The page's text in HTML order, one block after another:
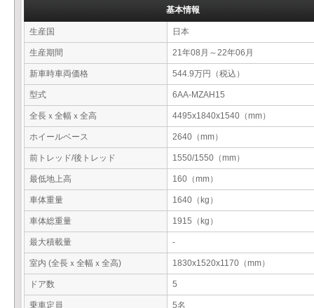
基本情報
生産国 日本
生産期間 21年08月～22年06月
新車時車両価格 544.9万円（税込）
型式 6AA-MZAH15
全長ｘ全幅ｘ全高 4495x1840x1540（mm）
ホイールベース 2640（mm）
前トレッド/後トレッド 1550/1550（mm）
最低地上高 160（mm）
車体重量 1640（kg）
車体総重量 1915（kg）
最大積載量 -
室内 (全長ｘ全幅ｘ全高) 1830x1520x1170（mm）
ドア数 5
乗車定員 5名